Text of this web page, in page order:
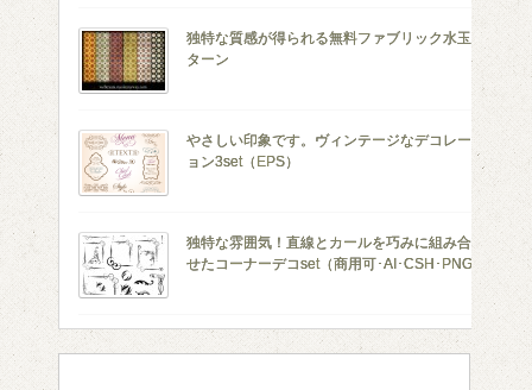
独特な質感が得られる無料ファブリック水玉パ
ターン
やさしい印象です。ヴィンテージなデコレーシ
ョン3set（EPS）
独特な雰囲気！直線とカールを巧みに組み合わ
せたコーナーデコset（商用可･AI･CSH･PNG）